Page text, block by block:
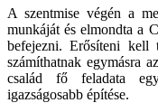
A szentmise végén a
munkáját és elmondta a
befejezni. Erősíteni kell
számíthatnak egymásra
család fő feladata
igazságosabb építése.